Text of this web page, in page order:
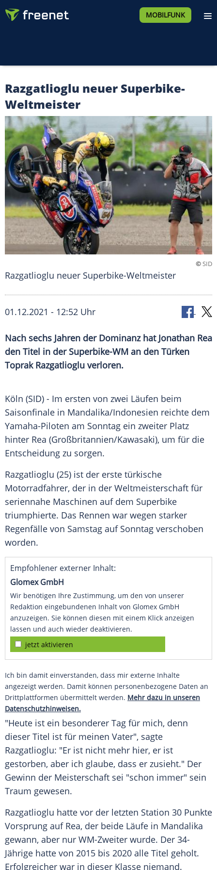
MOBILFUNK
Razgatlioglu neuer Superbike-
Weltmeister
©SID
Razgatlioglu neuer Superbike-Weltmeister
01.12.2021 - 12:52 Uhr
Nach sechs Jahren der Dominanzhat Jonathan Rea
den Titel in der Superbike-WM an den Türken
Toprak Razgatlioglu verloren.
Köln (SID) - Im ersten von zwei Läufen beim
Saisonfinale in Mandalika/Indonesien reichte dem
Yamaha-Piloten am Sonntag ein zweiter Platz
hinter Rea (Großbritannien/Kawasaki), um für die
Entscheidung zu sorgen.
Razgatlioglu (25) ist der erste türkische
Motorradfahrer, der in der Weltmeisterschaft für
seriennahe Maschinen auf dem Superbike
triumphierte. Das Rennen war wegen starker
Regenfälle von Samstag auf Sonntag verschoben
worden.
Empfohlener externer Inhalt:
Glomex GmbH
Wir benötigen Ihre Zustimmung, um den von unserer
Redaktion eingebundenen Inhalt von Glomex GmbH
anzuzeigen. Sie können diesen mit einem Klick anzeigen
lassen und auch wieder deaktivieren.
jetzt aktivieren
Ich bin damit einverstanden, dass mir externe Inhalte
angezeigt werden. Damit können personenbezogene Daten an
Drittplattformen übermittelt werden. Mehr dazu in unseren
Datenschutzhinweisen.
"Heute ist ein besonderer Tag für mich, denn
dieser Titel ist für meinen Vater", sagte
Razgatlioglu: "Er ist nicht mehr hier, er ist
gestorben, aber ich glaube, dass er zusieht." Der
Gewinn der Meisterschaft sei "schon immer" sein
Traum gewesen.
Razgatlioglu hatte vor der letzten Station 30 Punkte
Vorsprung auf Rea, der beide Läufe in Mandalika
gewann, aber nur WM-Zweiter wurde. Der 34-
Jährige hatte von 2015 bis 2020 alle Titel geholt.
Erfolgreicher war in dieser Klasse niemand.